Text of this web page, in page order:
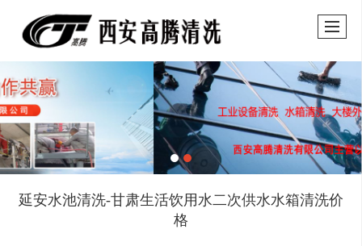
延安水池清洗-甘肃生活饮用水二次供水水箱清洗价
格